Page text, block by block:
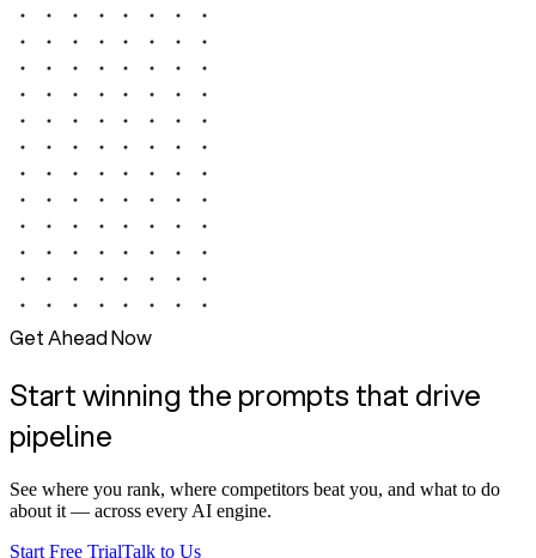
Get Ahead Now
Start winning the prompts that drive
pipeline
See where you rank, where competitors beat you, and what to do
about it — across every AI engine.
Start Free TrialTalk to Us